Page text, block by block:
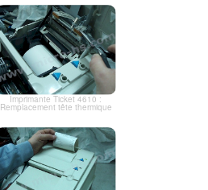
Imprimante Ticket 4610 :
Remplacement tête thermique